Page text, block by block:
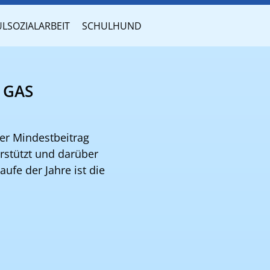
SCHULHUND
Mindestbeitrag
und darüber
der Jahre ist die